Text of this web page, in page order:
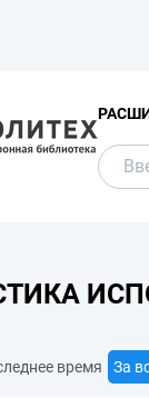
время За